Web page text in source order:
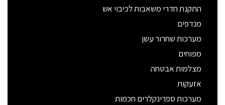
התקנת חדרי משאבות לכיבוי אש
מנדפים
מערכות שחרור עשן
מפוחים
מצלמות אבטחה
אזעקות
מערכות ספרינקלרים חכמות